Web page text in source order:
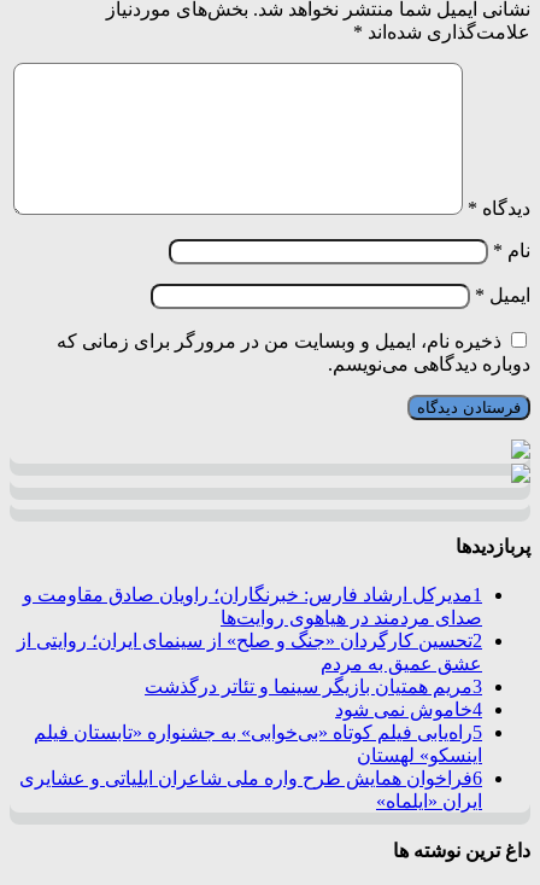
نشانی ایمیل شما منتشر نخواهد شد. بخش‌های موردنیاز
علامت‌گذاری شده‌اند *
دیدگاه *
نام *
ایمیل *
ذخیره نام، ایمیل و وبسایت من در مرورگر برای زمانی که
دوباره دیدگاهی می‌نویسم.
پربازدیدها
1مدیرکل ارشاد فارس: خبرنگاران؛ راویان صادق مقاومت و
صدای مردمند در هیاهوی روایت‌ها
2تحسین کارگردان «جنگ و صلح» از سینمای ایران؛ روایتی از
عشق عمیق به مردم
3مریم همتیان بازیگر سینما و تئاتر درگذشت
4خاموش نمی شود
5راه‌یابی فیلم کوتاه «بی‌خوابی» به جشنواره «تابستان فیلم
اینسکو» لهستان
6فراخوان همایش طرح واره ملی شاعران ایلیاتی و عشایری
ایران «ایلماه»
داغ ترین نوشته ها